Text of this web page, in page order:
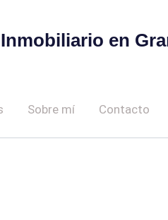
en
Sobre mí Contacto